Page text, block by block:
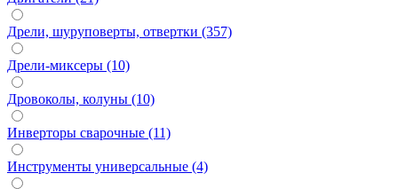
Дрели, шуруповерты, отвертки (357)
Дрели-миксеры (10)
Дровоколы, колуны (10)
Инверторы сварочные (11)
Инструменты универсальные (4)